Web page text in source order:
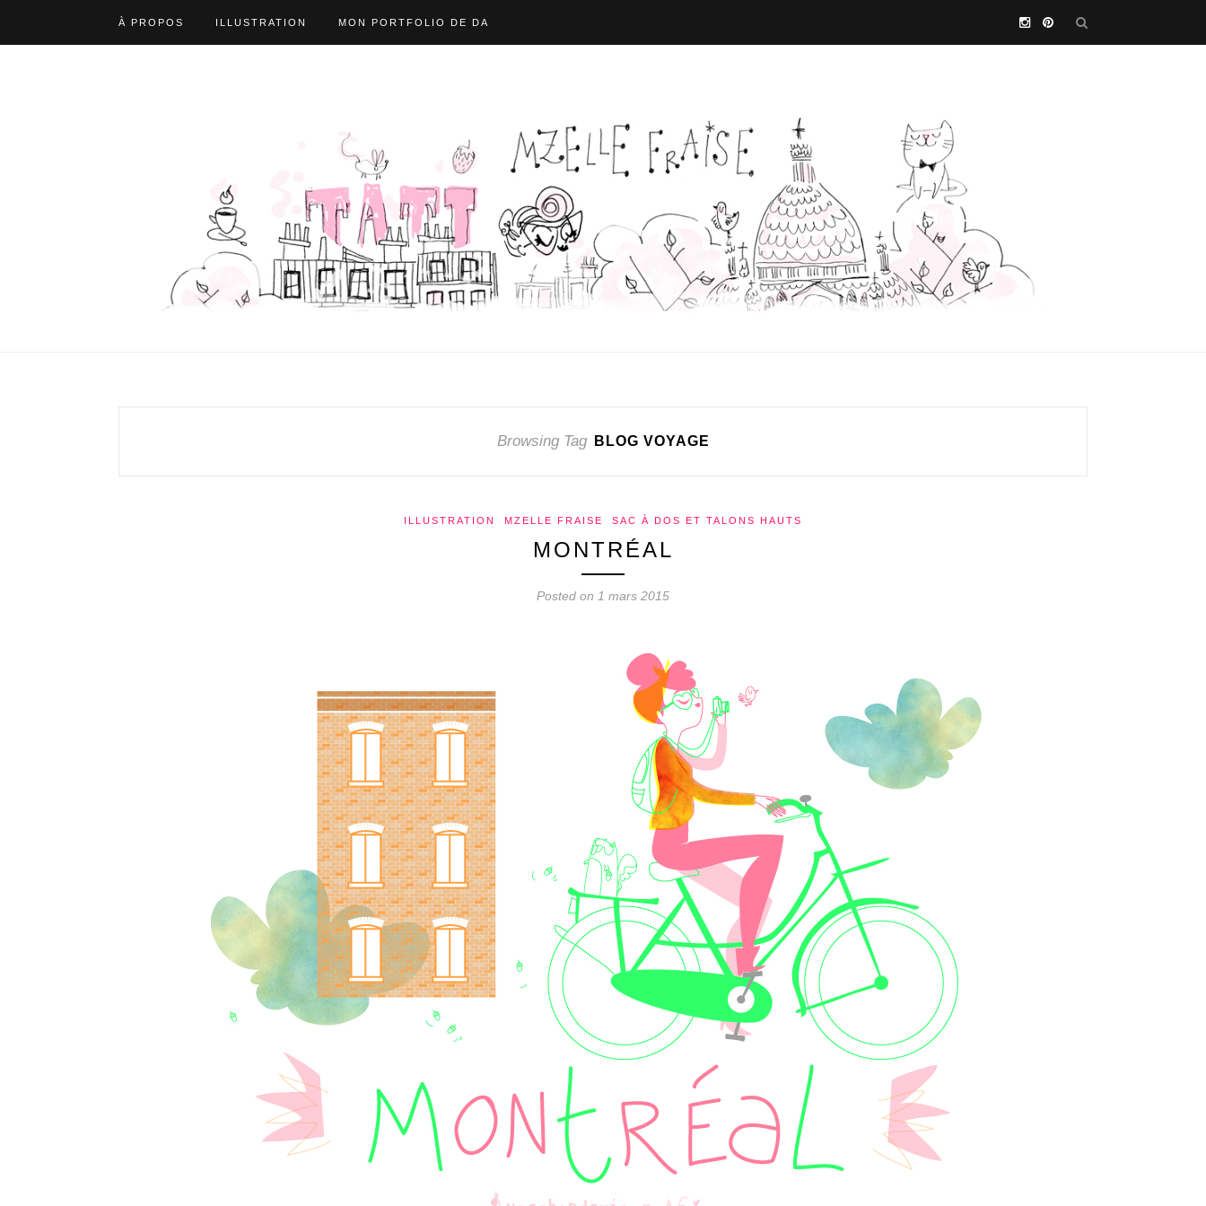
À PROPOS ILLUSTRATION MON PORTFOLIO DE DA
Browsing Tag BLOG VOYAGE
ILLUSTRATION MZELLE FRAISE SAC À DOS ET TALONS HAUTS
MONTRÉAL
Posted on 1 mars 2015